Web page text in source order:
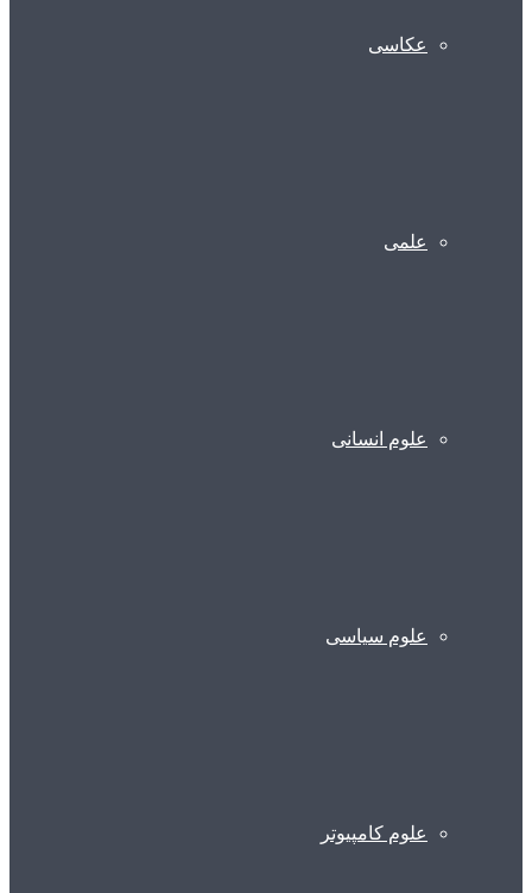
عکاسی
علمی
علوم انسانی
علوم سیاسی
علوم کامپیوتر